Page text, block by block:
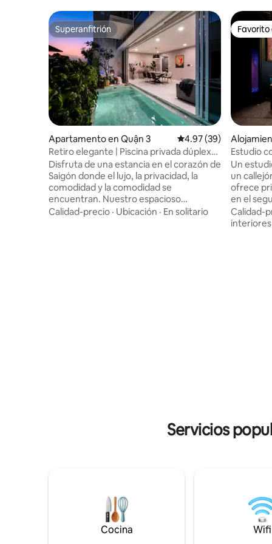
Superanfitrión
Superanfitrión
Apartamento en Quận 3 Calificación
4.97 (39)
Retiro elegante | Piscina privada dúplex
con piscina privada
Disfruta de una estancia en el corazón de
Saigón donde el lujo, la privacidad, la
comodidad y la comodidad se
encuentran. Nuestro espacioso
apartamento dúplex cuenta con una
Calidad-precio · Ubicación · En solitario
Estudio
callejón
Un
un
ofrece
en el
justo
Café en
Calidad-
interiores
Servicios
Cocina Wifi